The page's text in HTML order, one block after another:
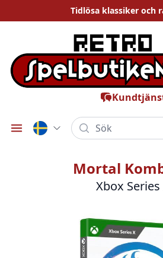
Tidlösa klassiker och
Öppna meny
Sök
Mortal
Xbox Series